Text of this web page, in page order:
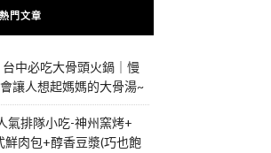
熱門文章
中必吃大骨頭火鍋｜慢
讓人想起媽媽的大骨湯~
氣排隊小吃-神州窯烤+
鮮肉包+醇香豆漿(巧也飽